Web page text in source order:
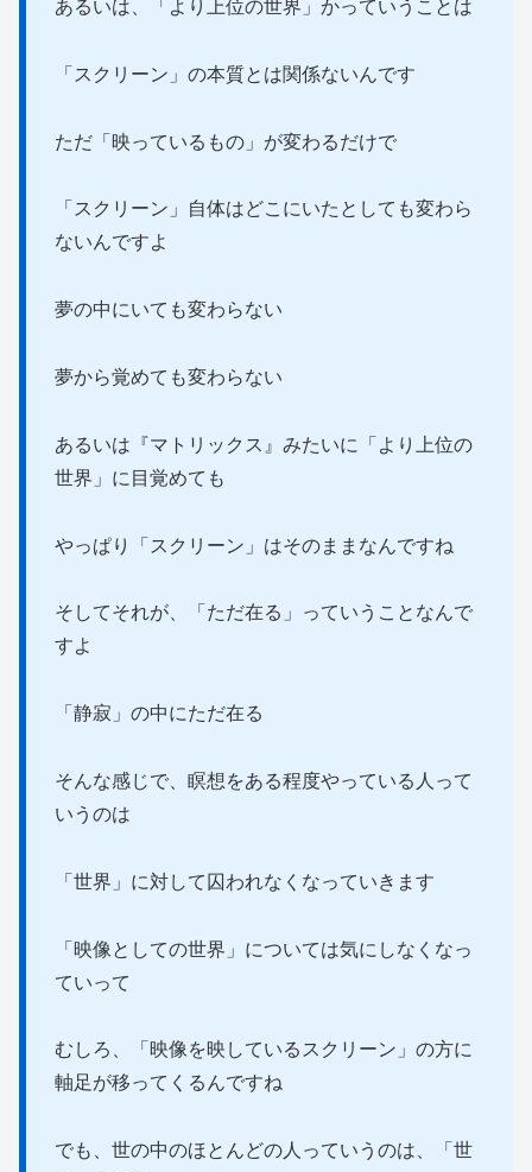
あるいは、「より上位の世界」かっていうことは
「スクリーン」の本質とは関係ないんです
ただ「映っているもの」が変わるだけで
「スクリーン」自体はどこにいたとしても変わら
ないんですよ
夢の中にいても変わらない
夢から覚めても変わらない
あるいは『マトリックス』みたいに「より上位の
世界」に目覚めても
やっぱり「スクリーン」はそのままなんですね
そしてそれが、「ただ在る」っていうことなんで
すよ
「静寂」の中にただ在る
そんな感じで、瞑想をある程度やっている人って
いうのは
「世界」に対して囚われなくなっていきます
「映像としての世界」については気にしなくなっ
ていって
むしろ、「映像を映しているスクリーン」の方に
軸足が移ってくるんですね
でも、世の中のほとんどの人っていうのは、「世